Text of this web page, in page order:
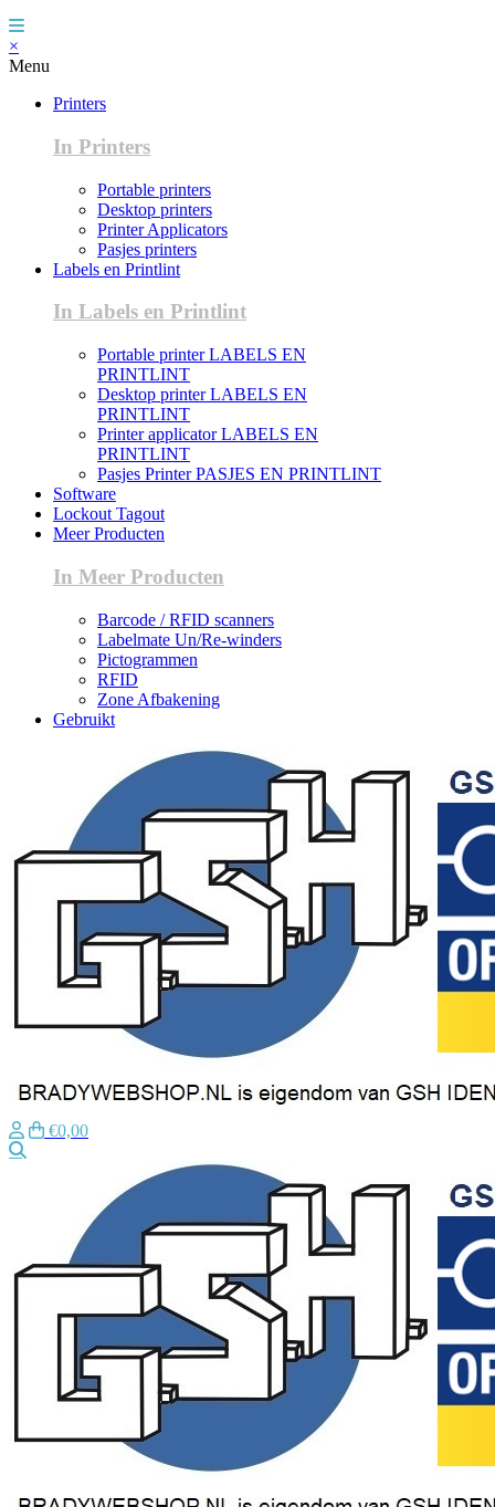
×
Menu
Printers
In Printers
Portable printers
Desktop printers
Printer Applicators
Pasjes printers
Labels en Printlint
In Labels en Printlint
Portable printer LABELS EN
PRINTLINT
Desktop printer LABELS EN
PRINTLINT
Printer applicator LABELS EN
PRINTLINT
Pasjes Printer PASJES EN PRINTLINT
Software
Lockout Tagout
Meer Producten
In Meer Producten
Barcode / RFID scanners
Labelmate Un/Re-winders
Pictogrammen
RFID
Zone Afbakening
Gebruikt
€0,00